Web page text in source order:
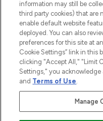
ÜBER
Pay Securely With
information may still be
third party cookies) that are
enable default website
deployed. You can also
preferences for this site at
Cookie Settings” link in this
clicking "Accept All," "Limit
Settings," you
and Terms of Use.
Manage